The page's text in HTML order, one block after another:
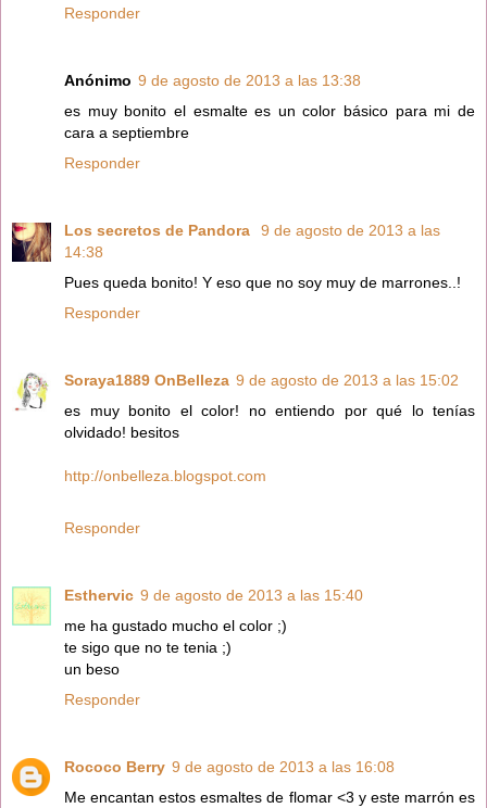
Responder
Anónimo 9 de agosto de 2013 a las 13:38
es muy bonito el esmalte es un color básico para mi de
cara a septiembre
Responder
Los secretos de Pandora
9 de agosto de 2013 a las
14:38
Pues queda bonito! Y eso que no soy muy de marrones..!
Responder
Soraya1889 OnBelleza 9 de agosto de 2013 a las 15:02
es muy bonito el color! no entiendo por qué lo tenías
olvidado! besitos
http://onbelleza.blogspot.com
Responder
Esthervic 9 de agosto de 2013 a las 15:40
me ha gustado mucho el color ;)
te sigo que no te tenia ;)
un beso
Responder
Rococo Berry 9 de agosto de 2013 a las 16:08
Me encantan estos esmaltes de flomar <3 y este marrón es